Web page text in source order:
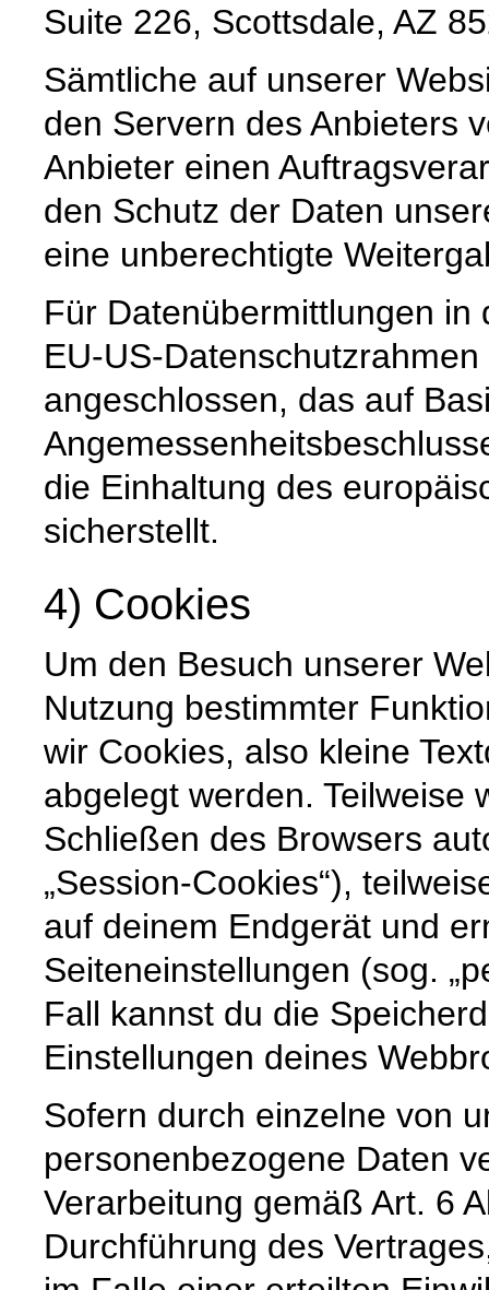
Suite 226, Scottsdale, AZ
Sämtliche auf unserer
den Servern des Anbieters
Anbieter einen
den Schutz der Daten
eine unberechtigte
Für Datenübermittlungen in
EU-US-
angeschlossen, das auf
die Einhaltung des
sicherstellt.
4) Cookies
Um den Besuch unserer
Nutzung bestimmter
wir Cookies, also kleine
abgelegt werden. Teilweise
Schließen des Browsers
„Session-Cookies“),
auf deinem Endgerät und
Seiteneinstellungen (sog.
Fall kannst du die
Einstellungen deines
Sofern durch einzelne von
personenbezogene Daten
Verarbeitung gemäß Art. 6
Durchführung des